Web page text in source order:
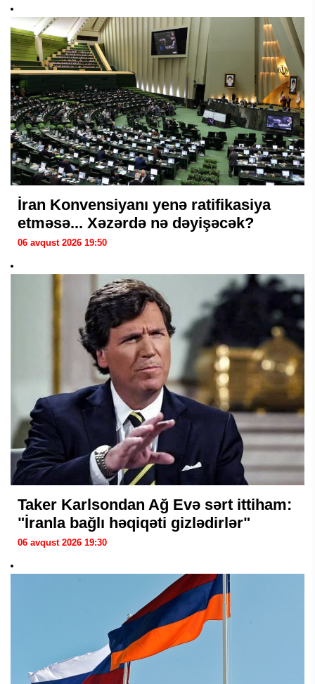
İran Konvensiyanı yenə ratifikasiya
etməsə... Xəzərdə nə dəyişəcək?
06 avqust 2026 19:50
Taker Karlsondan Ağ Evə sərt ittiham:
"İranla bağlı həqiqəti gizlədirlər"
06 avqust 2026 19:30